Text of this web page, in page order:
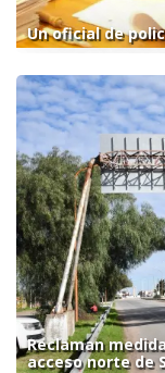
Un oficial de
Reclaman
acceso norte de